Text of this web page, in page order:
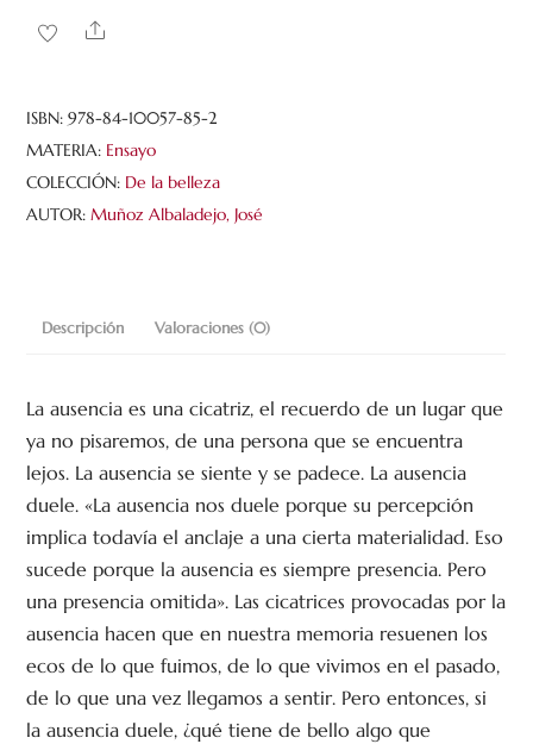
de
cantidad
Share
ISBN:978-84-10057-85-2
MATERIA: Ensayo
COLECCIÓN: De la belleza
AUTOR:Muñoz Albaladejo, José
Descripción Valoraciones (0)
La ausencia es una cicatriz, el recuerdo de un lugar que
ya no pisaremos, de una persona que se encuentra
lejos. La ausencia se siente y se padece. La ausencia
duele. «La ausencia nos duele porque su percepción
implica todavía el anclaje a una cierta materialidad. Eso
sucede porque la ausencia es siempre presencia. Pero
una presencia omitida». Las cicatrices provocadas por la
ausencia hacen que en nuestra memoria resuenen los
ecos de lo que fuimos, de lo que vivimos en el pasado,
de lo que una vez llegamos a sentir. Pero entonces, si
la ausencia duele, ¿qué tiene de bello algo que